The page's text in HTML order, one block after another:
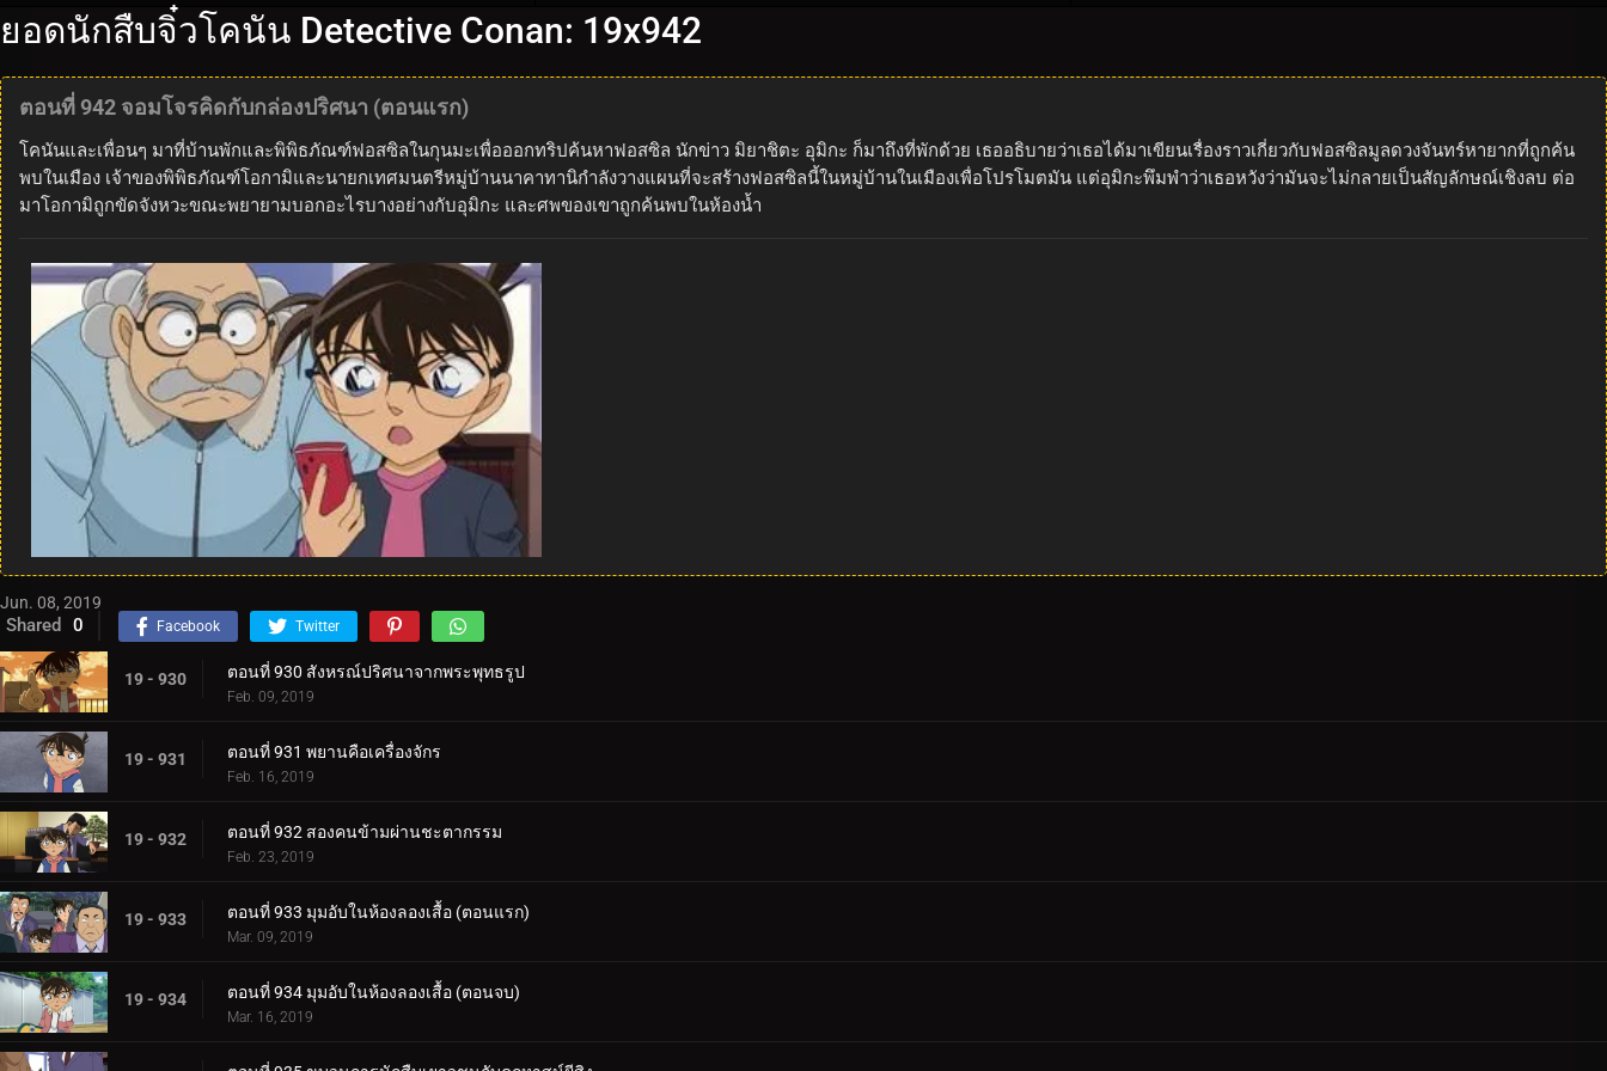
ยอดนักสืบจิ๋วโคนัน Detective Conan: 19x942
ตอนที่ 942 จอมโจรคิดกับกล่องปริศนา (ตอนแรก)
โคนันและเพื่อนๆ มาที่บ้านพักและพิพิธภัณฑ์ฟอสซิลในกุนมะเพื่อออกทริปค้นหาฟอสซิล นักข่าว มิยาชิตะ อุมิกะ ก็มาถึงที่พักด้วย เธออธิบายว่าเธอได้มาเขียนเรื่องราวเกี่ยวกับฟอสซิลมูลดวงจันทร์หายากที่ถูกค้น
พบในเมือง เจ้าของพิพิธภัณฑ์โอกามิและนายกเทศมนตรีหมู่บ้านนาคาทานิกำลังวางแผนที่จะสร้างฟอสซิลนี้ในหมู่บ้านในเมืองเพื่อโปรโมตมัน แต่อุมิกะพึมพำว่าเธอหวังว่ามันจะไม่กลายเป็นสัญลักษณ์เชิงลบ ต่อ
มาโอกามิถูกขัดจังหวะขณะพยายามบอกอะไรบางอย่างกับอุมิกะ และศพของเขาถูกค้นพบในห้องน้ำ
Jun. 08, 2019
Shared 0 Facebook Twitter
19 - 930 ตอนที่ 930 สังหรณ์ปริศนาจากพระพุทธรูป
Feb. 09, 2019
19 - 931 ตอนที่ 931 พยานคือเครื่องจักร
Feb. 16, 2019
19 - 932 ตอนที่ 932 สองคนข้ามผ่านชะตากรรม
Feb. 23, 2019
19 - 933 ตอนที่ 933 มุมอับในห้องลองเสื้อ (ตอนแรก)
Mar. 09, 2019
19 - 934 ตอนที่ 934 มุมอับในห้องลองเสื้อ (ตอนจบ)
Mar. 16, 2019